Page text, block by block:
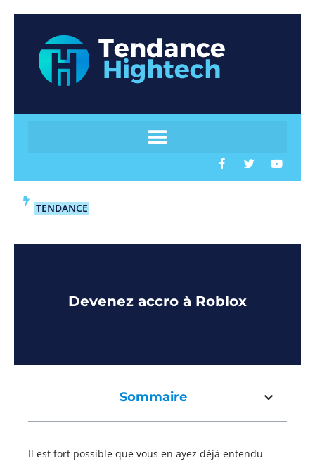
TENDANCE
Devenez accro à Roblox
Sommaire
Il est fort possible que vous en ayez déjà entendu